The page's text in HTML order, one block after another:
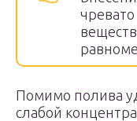
Помимо полива
слабой